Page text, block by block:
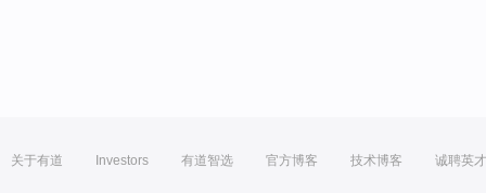
关于有道 Investors 有道智选 官方博客 技术博客 诚聘英才